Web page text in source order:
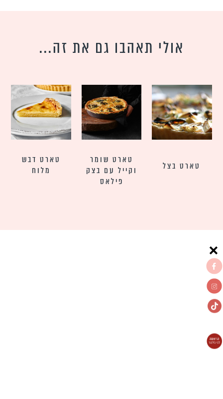
אולי תאהבו גם את זה...
טארט בצל
טארט שומר
וקייל עם בצק
פילאס
טארט דבש
מלוח